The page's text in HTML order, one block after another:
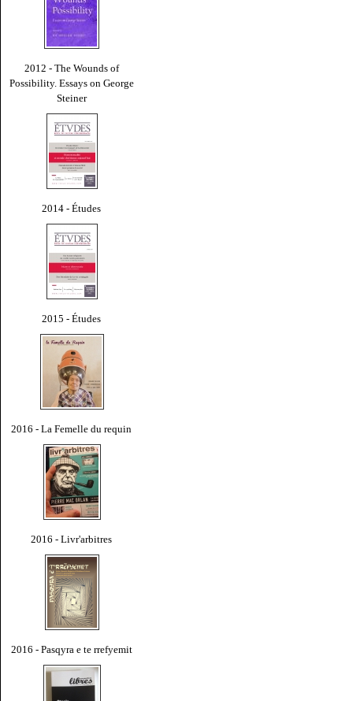
2012 - The Wounds of
Possibility. Essays on George
Steiner
2014 - Études
2015 - Études
2016 - La Femelle du requin
2016 - Livr'arbitres
2016 - Pasqyra e te rrefyemit